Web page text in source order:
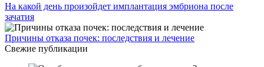
На какой день произойдет имплантация эмбриона после
зачатия
Причины отказа почек: последствия и лечение
Свежие публикации